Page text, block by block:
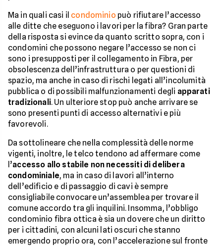
Ma in quali casi il condominio può rifiutare l’accesso
alle ditte che eseguono i lavori per la fibra? Gran parte
della risposta si evince da quanto scritto sopra, con i
condomini che possono negare l’accesso se non ci
sono i presupposti per il collegamento in Fibra, per
obsolescenza dell’infrastruttura o per questioni di
spazio, ma anche in caso di rischi legati all’incolumità
pubblica o di possibili malfunzionamenti degli apparati
tradizionali. Un ulteriore stop può anche arrivare se
sono presenti punti di accesso alternativi e più
favorevoli.
Da sottolineare che nella complessità delle norme
vigenti, inoltre, le telco tendono ad affermare come
l’accesso allo stabile non necessiti di delibera
condominiale, ma in caso di lavori all’interno
dell’edificio e di passaggio di cavi è sempre
consigliabile convocare un’assemblea per trovare il
comune accordo tra gli inquilini. Insomma, l’obbligo
condominio fibra ottica è sia un dovere che un diritto
per i cittadini, con alcuni lati oscuri che stanno
emergendo proprio ora, con l’accelerazione sul fronte